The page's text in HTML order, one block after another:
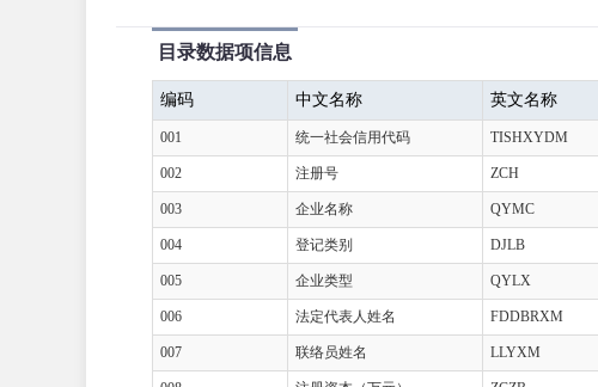
目录数据项信息
编码 中文名称 英文名称
001 统一社会信用代码 TISHXYDM
002 注册号 ZCH
003 企业名称 QYMC
004 登记类别 DJLB
005 企业类型 QYLX
006 法定代表人姓名 FDDBRXM
007 联络员姓名 LLYXM